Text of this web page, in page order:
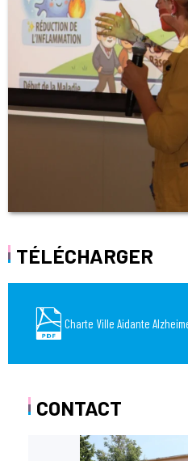
TÉLÉCHARGER
Charte Ville Aidante
CONTACT